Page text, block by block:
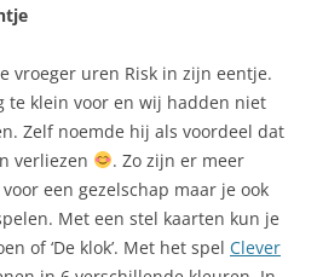
vroeger uren Risk in zijn eentje.
te klein voor en wij hadden niet
Zelf noemde hij als voordeel dat
verliezen
. Zo zijn er meer
een gezelschap maar je ook
Met een stel kaarten kun je
of ‘De klok’. Met het spel Clever